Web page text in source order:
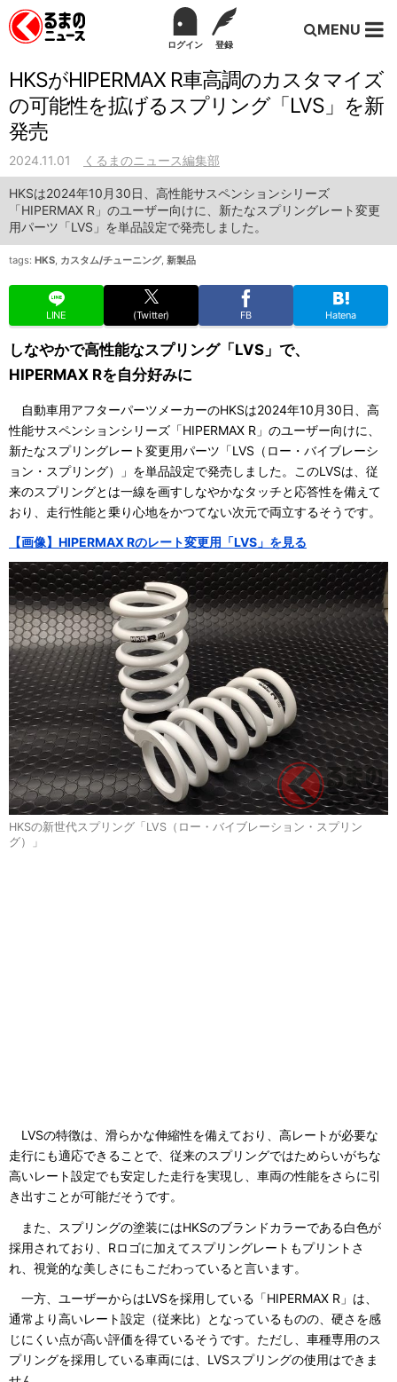
ログイン 登録
MENU
HKSがHIPERMAX R車高調のカスタマイズ
の可能性を拡げるスプリング「LVS」を新
発売
2024.11.01 くるまのニュース編集部
HKSは2024年10月30日、高性能サスペンションシリーズ
「HIPERMAX R」のユーザー向けに、新たなスプリングレート変更
用パーツ「LVS」を単品設定で発売しました。
tags: HKS, カスタム/チューニング, 新製品
LINE (Twitter) FB Hatena
しなやかで高性能なスプリング「LVS」で、
HIPERMAX Rを自分好みに
自動車用アフターパーツメーカーのHKSは2024年10月30日、高
性能サスペンションシリーズ「HIPERMAX R」のユーザー向けに、
新たなスプリングレート変更用パーツ「LVS（ロー・バイブレーシ
ョン・スプリング）」を単品設定で発売しました。このLVSは、従
来のスプリングとは一線を画すしなやかなタッチと応答性を備えて
おり、走行性能と乗り心地をかつてない次元で両立するそうです。
【画像】HIPERMAX Rのレート変更用「LVS」を見る
HKSの新世代スプリング「LVS（ロー・バイブレーション・スプリン
グ）」
LVSの特徴は、滑らかな伸縮性を備えており、高レートが必要な
走行にも適応できることで、従来のスプリングではためらいがちな
高いレート設定でも安定した走行を実現し、車両の性能をさらに引
き出すことが可能だそうです。
また、スプリングの塗装にはHKSのブランドカラーである白色が
採用されており、Rロゴに加えてスプリングレートもプリントさ
れ、視覚的な美しさにもこだわっていると言います。
一方、ユーザーからはLVSを採用している「HIPERMAX R」は、
通常より高いレート設定（従来比）となっているものの、硬さを感
じにくい点が高い評価を得ているそうです。ただし、車種専用のス
プリングを採用している車両には、LVSスプリングの使用はできま